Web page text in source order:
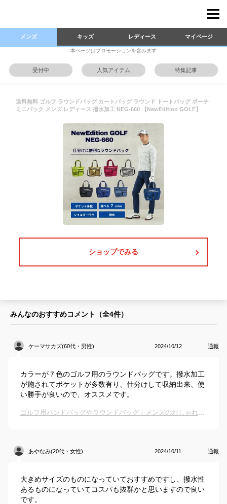
メンズ キッズ レディース マイページ
本ページはプロモーションを含みます
受付中 人気アイテム 特集記事
送料無料 ゴルフ ラウンドバッグ カートバッグ ラウンド トートバッグ ポーチ
ミニバック メンズ レディース 撥水加工 NEG-660 【NewEdition GOLF】
ショップでみる
みんなのおすすめコメント（全4件）
ケーマサカズ(60代・男性) 2024/10/12 通報
カラーが７色のゴルフ用のラウンドバッグです。撥水加工
が施されてポケットが多数有り、仕分けして収納出来、使
い勝手が良いので、オススメです。
ゴルフ用ハンドバッグやラウンドバッグ｜メンズのおしゃれなブランドなど人気トートバッグのおすすめは？
あやなみ(20代・女性) 2024/10/11 通報
大きめサイズのものになっていておすすめですし、撥水性
あるものになっていてコスパも抜群かと思いますので良い
です。